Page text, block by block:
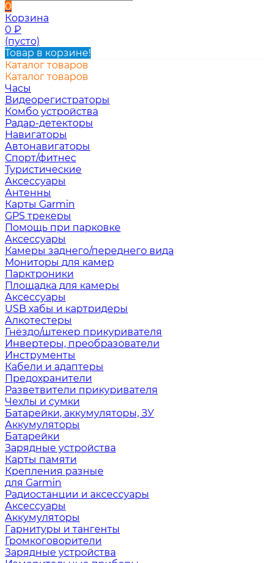
0
Корзина
0 ₽
(пусто)
Товар в корзине!
Каталог товаров
Каталог товаров
Часы
Видеорегистраторы
Комбо устройства
Радар-детекторы
Навигаторы
Автонавигаторы
Спорт/фитнес
Туристические
Аксессуары
Антенны
Карты Garmin
GPS трекеры
Помощь при парковке
Аксессуары
Камеры заднего/переднего вида
Мониторы для камер
Парктроники
Площадка для камеры
Аксессуары
USB хабы и картридеры
Алкотестеры
Гнёздо/штекер прикуривателя
Инвертеры, преобразователи
Инструменты
Кабели и адаптеры
Предохранители
Разветвители прикуривателя
Чехлы и сумки
Батарейки, аккумуляторы, ЗУ
Аккумуляторы
Батарейки
Зарядные устройства
Карты памяти
Крепления разные
для Garmin
Радиостанции и аксессуары
Аксессуары
Аккумуляторы
Гарнитуры и тангенты
Громкоговорители
Зарядные устройства